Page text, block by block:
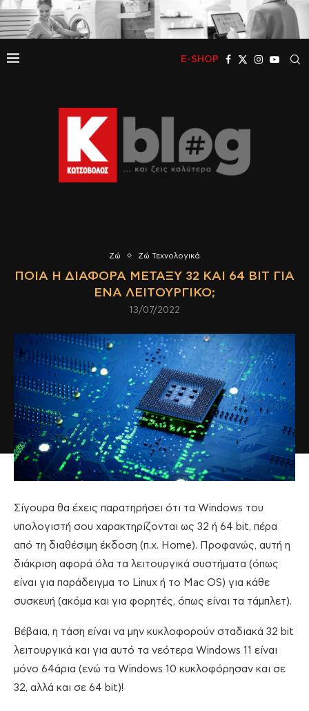
E-SHOP
Ζώ Ζώ Τεχνολογικά
ΠΟΙΑ Η ΔΙΑΦΟΡΆ ΜΕΤΑΞΎ 32 ΚΑΙ 64 BIT ΓΙΑ
ΈΝΑ ΛΕΙΤΟΥΡΓΙΚΌ;
13/07/2022
Σίγουρα θα έχεις παρατηρήσει ότι τα Windows του
υπολογιστή σου χαρακτηρίζονται ως 32 ή 64 bit, πέρα
από τη διαθέσιμη έκδοση (π.χ. Home). Προφανώς, αυτή η
διάκριση αφορά όλα τα λειτουργικά συστήματα (όπως
είναι για παράδειγμα το Linux ή το Mac OS) για κάθε
συσκευή (ακόμα και για φορητές, όπως είναι τα τάμπλετ).
Βέβαια, η τάση είναι να μην κυκλοφορούν σταδιακά 32 bit
λειτουργικά και για αυτό τα νεότερα Windows 11 είναι
μόνο 64άρια (ενώ τα Windows 10 κυκλοφόρησαν και σε
32, αλλά και σε 64 bit)!